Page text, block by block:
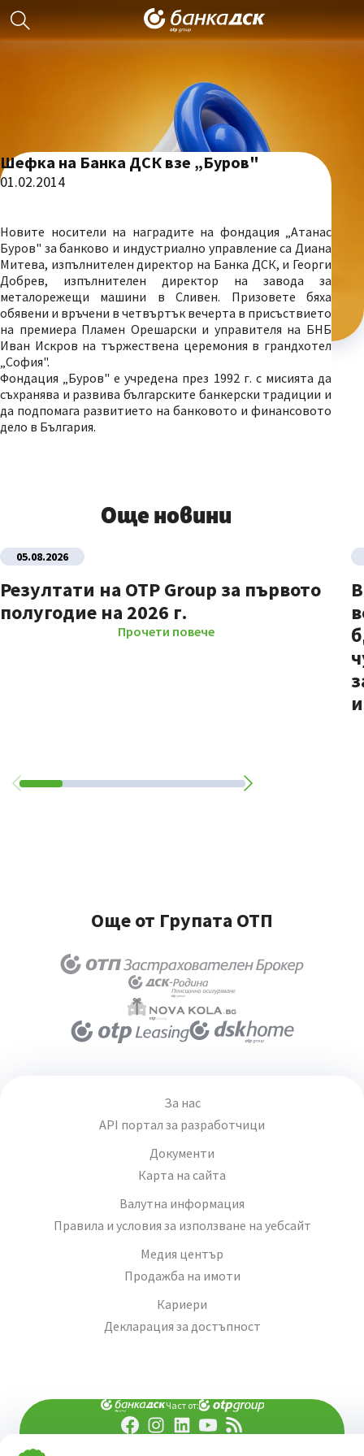
Шефка на Банка ДСК взе „Буров"
01.02.2014
Новите носители на наградите на фондация „Атанас
Буров" за банково и индустриално управление са Диана
Митева, изпълнителен директор на Банка ДСК, и Георги
Добрев, изпълнителен директор на завода за
металорежещи машини в Сливен. Призовете бяха
обявени и връчени в четвъртък вечерта в присъствието
на премиера Пламен Орешарски и управителя на БНБ
Иван Искров на тържествена церемония в грандхотел
„София".
Фондация „Буров" е учредена през 1992 г. с мисията да
съхранява и развива българските банкерски традиции и
да подпомага развитието на банковото и финансовото
дело в България.
Още новини
05.08.2026
Резултати на OTP Group за първото
полугодие на 2026 г.
Прочети повече
Още от Групата ОТП
За нас
API портал за разработчици
Документи
Карта на сайта
Валутна информация
Правила и условия за използване на уебсайт
Медия център
Продажба на имоти
Кариери
Декларация за достъпност
Част от: